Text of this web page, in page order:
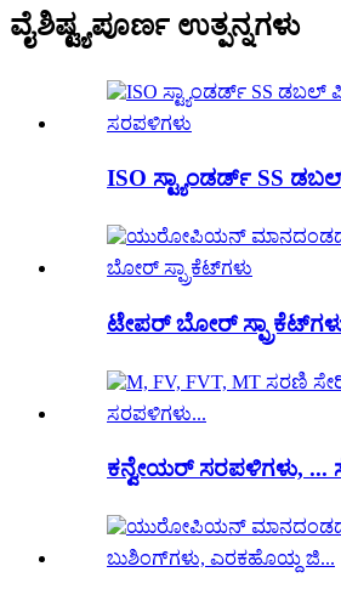
ವೈಶಿಷ್ಟ್ಯಪೂರ್ಣ ಉತ್ಪನ್ನಗಳು
ISO ಸ್ಟ್ಯಾಂಡರ್ಡ್ SS
ಟೇಪರ್ ಬೋರ್
ಕನ್ವೇಯರ್ ಸರಪಳಿಗಳು, ...